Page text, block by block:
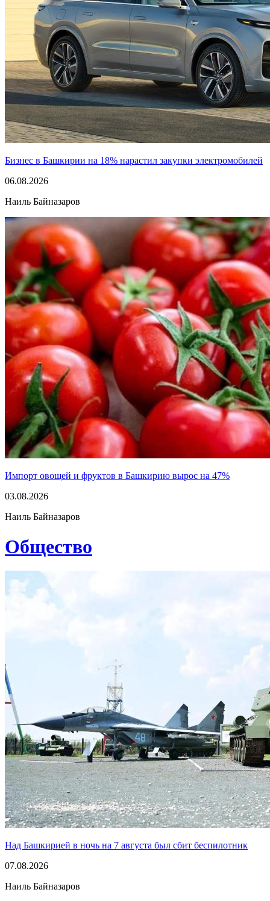
Бизнес в Башкирии на 18% нарастил закупки электромобилей
06.08.2026
Наиль Байназаров
Импорт овощей и фруктов в Башкирию вырос на 47%
03.08.2026
Наиль Байназаров
Общество
Над Башкирией в ночь на 7 августа был сбит беспилотник
07.08.2026
Наиль Байназаров